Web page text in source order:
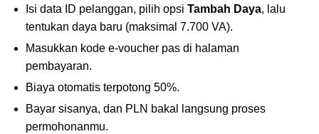
Isi data ID pelanggan, pilih opsi Tambah Daya, lalu
tentukan daya baru (maksimal 7.700 VA).
Masukkan kode e-voucher pas di halaman
pembayaran.
Biaya otomatis terpotong 50%.
Bayar sisanya, dan PLN bakal langsung proses
permohonanmu.